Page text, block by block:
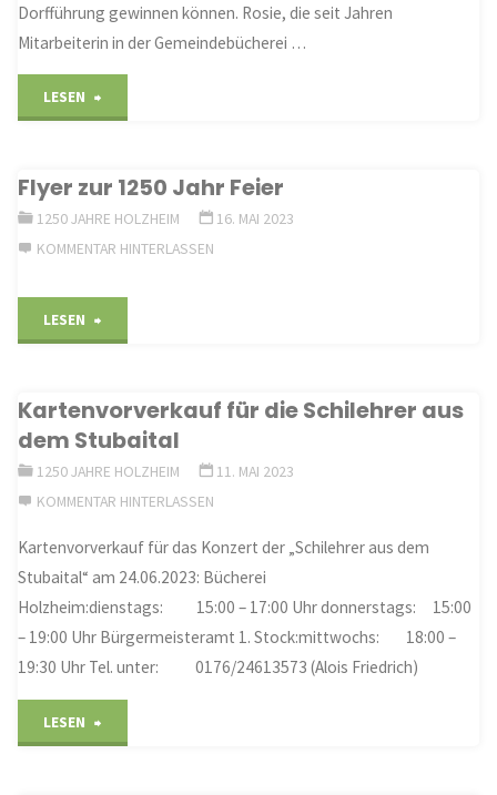
Jahre
Burg
Ardeck"
Dorfführung gewinnen können. Rosie, die seit Jahren
Mitarbeiterin in der Gemeindebücherei …
LESEN
Phase
Jahre
Ortsgemeinde
625
Burg
Ardeck
Flyer zur 1250 Jahr Feier
1250 JAHRE HOLZHEIM
16. MAI 2023
KOMMENTAR HINTERLASSEN
LESEN
1250
Feier"
Kartenvorverkauf für die Schilehrer aus
dem Stubaital
1250 JAHRE HOLZHEIM
11. MAI 2023
KOMMENTAR HINTERLASSEN
Kartenvorverkauf für das Konzert der „Schilehrer aus dem
Stubaital“ am 24.06.2023: Bücherei
Holzheim:dienstags: 15:00 – 17:00 Uhr donnerstags: 15:00
– 19:00 Uhr Bürgermeisteramt 1. Stock:mittwochs: 18:00 –
19:30 Uhr Tel. unter: 0176/24613573 (Alois Friedrich)
LESEN